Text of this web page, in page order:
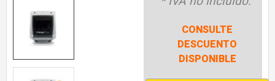
CONSULTE
DESCUENTO
DISPONIBLE